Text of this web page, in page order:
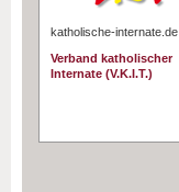
katholische-internate.de
Verband katholischer
Internate (V.K.I.T.)